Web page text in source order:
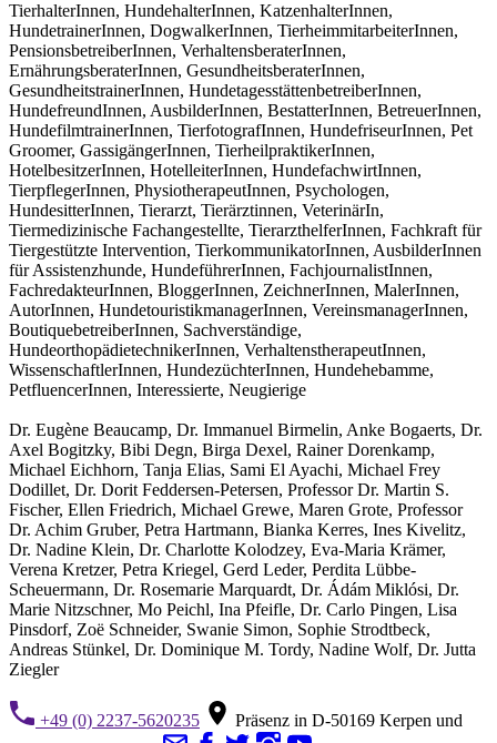
TierhalterInnen, HundehalterInnen, KatzenhalterInnen,
HundetrainerInnen, DogwalkerInnen, TierheimmitarbeiterInnen,
PensionsbetreiberInnen, VerhaltensberaterInnen,
ErnährungsberaterInnen, GesundheitsberaterInnen,
GesundheitstrainerInnen, HundetagesstättenbetreiberInnen,
HundefreundInnen, AusbilderInnen, BestatterInnen, BetreuerInnen,
HundefilmtrainerInnen, TierfotografInnen, HundefriseurInnen, Pet
Groomer, GassigängerInnen, TierheilpraktikerInnen,
HotelbesitzerInnen, HotelleiterInnen, HundefachwirtInnen,
TierpflegerInnen, PhysiotherapeutInnen, Psychologen,
HundesitterInnen, Tierarzt, Tierärztinnen, VeterinärIn,
Tiermedizinische Fachangestellte, TierarzthelferInnen, Fachkraft für
Tiergestützte Intervention, TierkommunikatorInnen, AusbilderInnen
für Assistenzhunde, HundeführerInnen, FachjournalistInnen,
FachredakteurInnen, BloggerInnen, ZeichnerInnen, MalerInnen,
AutorInnen, HundetouristikmanagerInnen, VereinsmanagerInnen,
BoutiquebetreiberInnen, Sachverständige,
HundeorthopädietechnikerInnen, VerhaltenstherapeutInnen,
WissenschaftlerInnen, HundezüchterInnen, Hundehebamme,
PetfluencerInnen, Interessierte, Neugierige
Dr. Eugène Beaucamp, Dr. Immanuel Birmelin, Anke Bogaerts, Dr.
Axel Bogitzky, Bibi Degn, Birga Dexel, Rainer Dorenkamp,
Michael Eichhorn, Tanja Elias, Sami El Ayachi, Michael Frey
Dodillet, Dr. Dorit Feddersen-Petersen, Professor Dr. Martin S.
Fischer, Ellen Friedrich, Michael Grewe, Maren Grote, Professor
Dr. Achim Gruber, Petra Hartmann, Bianka Kerres, Ines Kivelitz,
Dr. Nadine Klein, Dr. Charlotte Kolodzey, Eva-Maria Krämer,
Verena Kretzer, Petra Kriegel, Gerd Leder, Perdita Lübbe-
Scheuermann, Dr. Rosemarie Marquardt, Dr. Ádám Miklósi, Dr.
Marie Nitzschner, Mo Peichl, Ina Pfeifle, Dr. Carlo Pingen, Lisa
Pinsdorf, Zoë Schneider, Swanie Simon, Sophie Strodtbeck,
Andreas Stünkel, Dr. Dominique M. Tordy, Nadine Wolf, Dr. Jutta
Ziegler
+49 (0) 2237-5620235
Präsenz in D-50169 Kerpen und